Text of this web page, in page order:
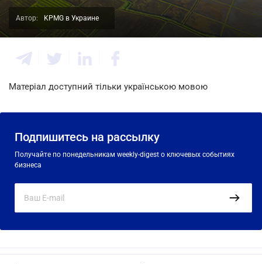
Автор: KPMG в Украине
Матеріал доступний тільки українською мовою
Подпишитесь на рассылку
Получайте по понедельникам weekly-digest о ключевых событиях
бизнеса